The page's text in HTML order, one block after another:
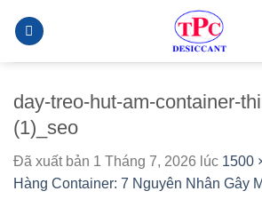
đến
day-treo-hut-am-container-
(1)_seo
Đã xuất bản 1 Tháng 7, 2026 lúc 1500
Hàng Container: 7 Nguyên Nhân Gây